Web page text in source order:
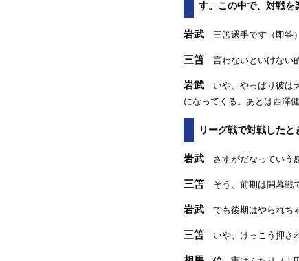
す。この中で、対戦を
岩武 三笘選手です（即答
三笘 言わないといけない
岩武 いや、やっぱり彼は
になってくる。あとは西澤
リーグ戦で対戦したと
岩武 さすがだなっていう
三笘 そう、前期は開幕戦
岩武 でも後期はやられち
三笘 いや、けっこう押さ